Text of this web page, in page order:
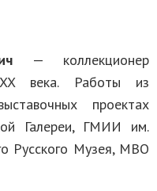
— коллекционер
XX века. Работы из
проектах
Галереи, ГМИИ им.
Русского Музея, МВО